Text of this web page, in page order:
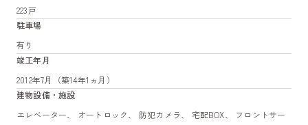
223戸
駐車場
有り
竣工年月
2012年7月（築14年1ヵ月）
建物設備・施設
エレベーター、 オートロック、 防犯カメラ、 宅配BOX、 フロントサー